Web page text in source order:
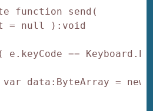
send(
= null ):void
==
= new